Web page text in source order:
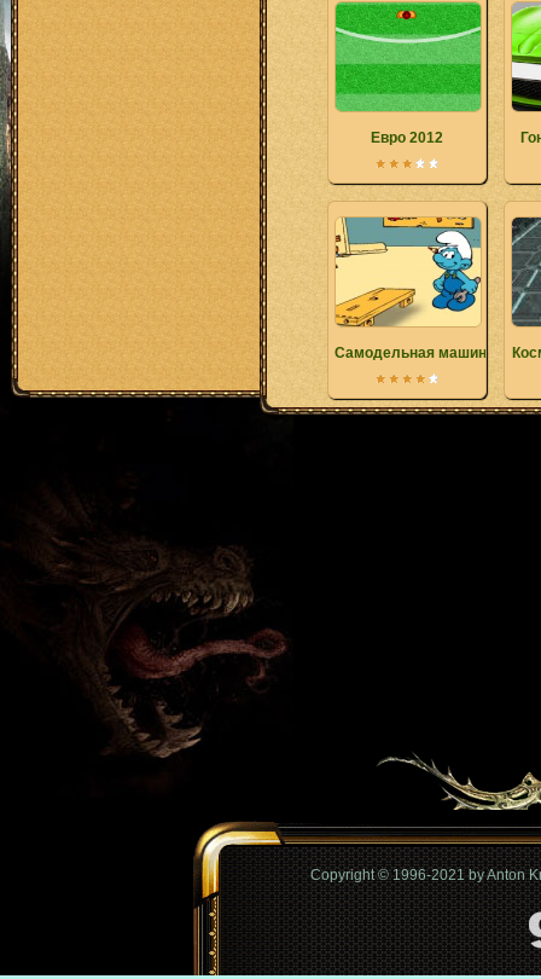
Евро 2012
Самодельная машинка
Copyright © 1996-2021 by Anton